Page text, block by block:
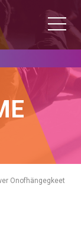
Onofhängegkeet